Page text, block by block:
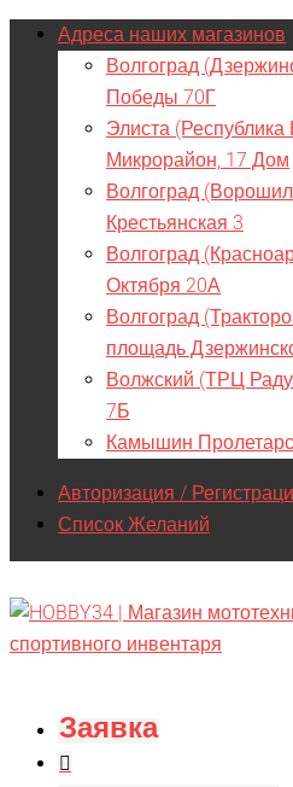
Адреса наших магазинов
Волгоград
Победы 70Г
Элиста
Микрорайон, 17 Дом
Волгоград
Крестьянская 3
Волгоград
Октября 20А
Волгоград
площадь
Волжский (ТРЦ
7Б
Камышин
Авторизация /
Список Желаний
Заявка